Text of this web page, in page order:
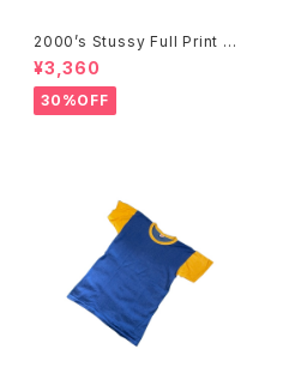
2000’s Stussy Full Print T-
Shirts -2000年代 ステューシ
ー フルプリントTシャツ-
¥3,360
30%OFF